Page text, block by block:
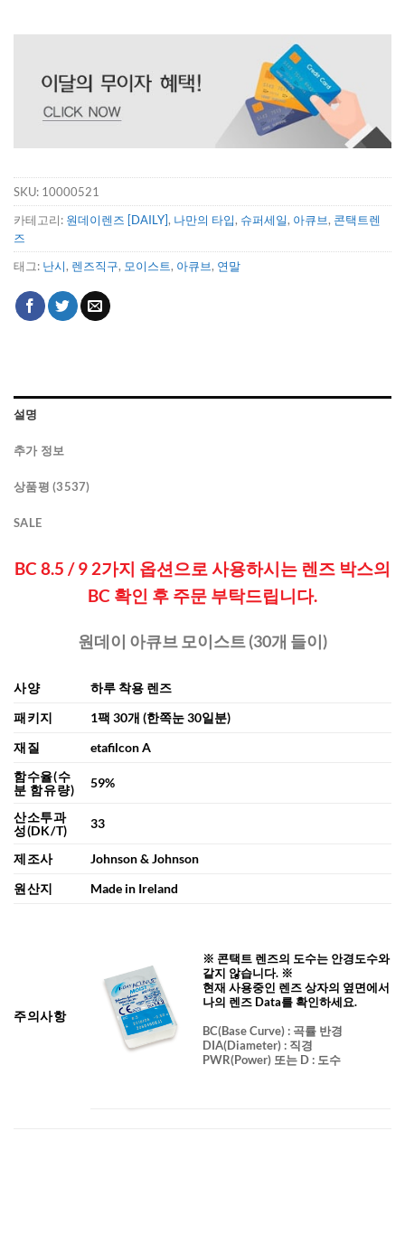
SKU: 10000521
카테고리: 원데이렌즈 [DAILY], 나만의 타입, 슈퍼세일, 아큐브, 콘택트렌
즈
태그: 난시, 렌즈직구, 모이스트, 아큐브, 연말
설명
추가 정보
상품평 (3537)
SALE
BC 8.5 / 9 2가지 옵션으로 사용하시는 렌즈 박스의
BC 확인 후 주문 부탁드립니다.
원데이 아큐브 모이스트 (30개 들이)
사양
하루 착용 렌즈
패키지
1팩 30개 (한쪽눈 30일분)
재질
etafilcon A
함수율(수
분 함유량)
59%
산소투과
성(DK/T)
33
제조사
Johnson & Johnson
원산지
Made in Ireland
주의사항
※ 콘택트 렌즈의 도수는 안경도수와
같지 않습니다. ※
현재 사용중인 렌즈 상자의 옆면에서
나의 렌즈 Data를 확인하세요.
BC(Base Curve): 곡률 반경
DIA(Diameter) : 직경
PWR(Power) 또는 D : 도수